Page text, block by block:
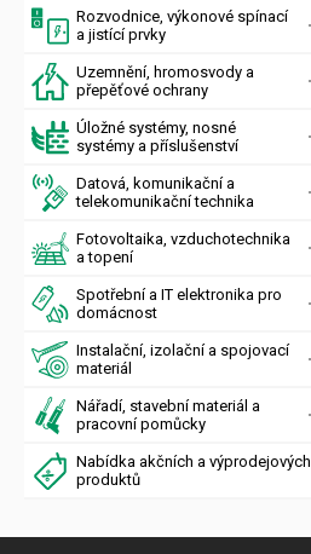
Rozvodnice, výkonové spínací
a jistící prvky
Uzemnění, hromosvody a
přepěťové ochrany
Úložné systémy, nosné
systémy a příslušenství
Datová, komunikační a
telekomunikační technika
Fotovoltaika, vzduchotechnika
a topení
Spotřební a IT elektronika pro
domácnost
Instalační, izolační a spojovací
materiál
Nářadí, stavební materiál a
pracovní pomůcky
Nabídka akčních a výprodejových
produktů